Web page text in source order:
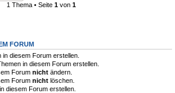
1 Thema • Seite 1 von 1
FORUM
in diesem Forum erstellen.
in diesem Forum erstellen.
Forum nicht ändern.
Forum nicht löschen.
diesem Forum erstellen.